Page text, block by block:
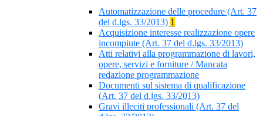
Automatizzazione delle procedure (Art. 37
del d.lgs. 33/2013) 1
Acquisizione interesse realizzazione opere
incompiute (Art. 37 del d.lgs. 33/2013)
Atti relativi alla programmazione di lavori,
opere, servizi e forniture / Mancata
redazione programmazione
Documenti sul sistema di qualificazione
(Art. 37 del d.lgs. 33/2013)
Gravi illeciti professionali (Art. 37 del